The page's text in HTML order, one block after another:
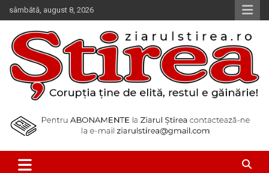
Skip
to
content
sâmbătă, august 8, 2026
Ziarul Știrea